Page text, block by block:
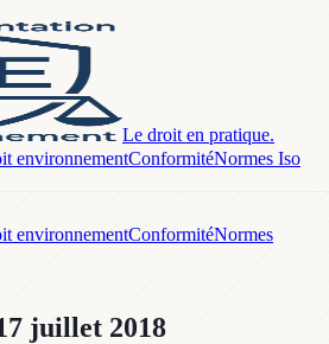
Le droit en pratique.
environnementConformitéNormes Iso
environnementConformitéNormes
juillet 2018